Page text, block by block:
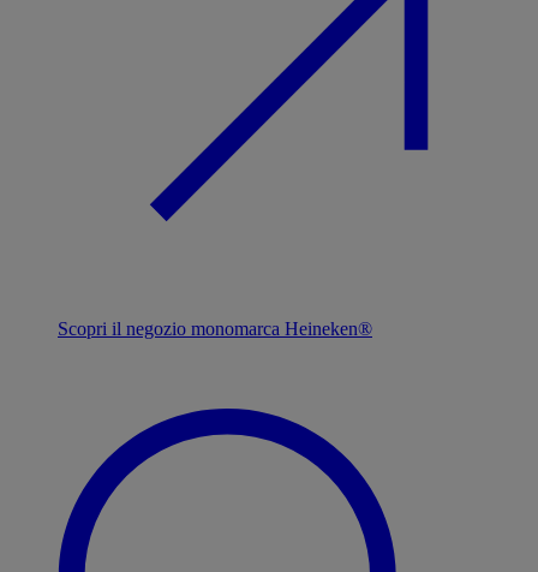
Scopri il negozio monomarca Heineken®